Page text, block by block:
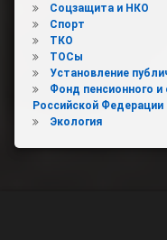
Соцзащита и НКО
Спорт
ТКО
ТОСы
Установление
Фонд пенсионного и
Российской Федерации
Экология